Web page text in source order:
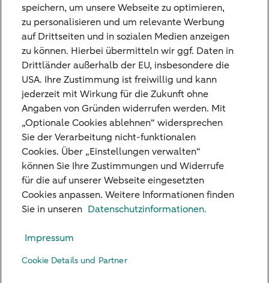
Bank zu übertragen. Dies gilt auch für
Festgelder. Dieses Recht zur Übertragung
kann bis zum 14. August 2026 geltend
gemacht werden.
Weitere Informationen zu der Nederlandse
Depositogarantie finden Sie auf der Website
derDe Nederlandsche Bank.
Unsere Niederlassungen
Standpunkte
Kontakt
speichern, um unsere Webseite zu optimieren,
zu personalisieren und um relevante Werbung
auf Drittseiten und in sozialen Medien anzeigen
zu können. Hierbei übermitteln wir ggf. Daten in
Drittländer außerhalb der EU, insbesondere die
USA. Ihre Zustimmung ist freiwillig und kann
jederzeit mit Wirkung für die Zukunft ohne
Angaben von Gründen widerrufen werden. Mit
„Optionale Cookies ablehnen“ widersprechen
Sie der Verarbeitung nicht-funktionalen
Cookies. Über „Einstellungen verwalten“
können Sie Ihre Zustimmungen und Widerrufe
für die auf unserer Webseite eingesetzten
Cookies anpassen. Weitere Informationen finden
Sie in unseren Datenschutzinformationen.
Impressum
Cookie Details und Partner